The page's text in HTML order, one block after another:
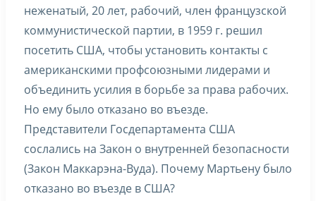
неженатый, 20 лет, рабочий, член французской
коммунистической партии, в 1959 г. решил
посетить США, чтобы установить контакты с
американскими профсоюзными лидерами и
объединить усилия в борьбе за права рабочих.
Но ему было отказано во въезде.
Представители Госдепартамента США
сослались на Закон о внутренней безопасности
(Закон Маккарэна-Вуда). Почему Мартьену было
отказано во въезде в США?